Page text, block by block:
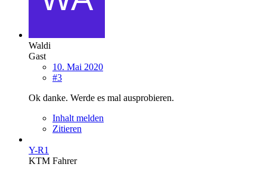
Waldi
Gast
10. Mai 2020
#3
Ok danke. Werde es mal ausprobieren.
Inhalt melden
Zitieren
Y-R1
KTM Fahrer